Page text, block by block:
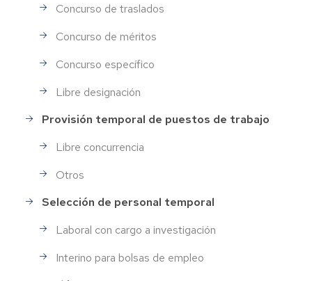
Concurso de traslados
Concurso de méritos
Concurso específico
Libre designación
Provisión temporal de puestos de trabajo
Libre concurrencia
Otros
Selección de personal temporal
Laboral con cargo a investigación
Interino para bolsas de empleo